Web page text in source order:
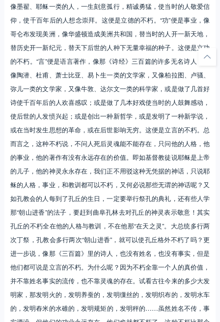
像墨翟、耶稣一类的人，一生刻意孤行，精诚勇猛，使当时的人敬爱信
仰，使千百年后的人想念崇拜。这便是立德的不朽。“功”便是事业，像
哥仑布发现美洲，像华盛顿造成美洲共和国，替当时的人开一新天地，
替历史开一新纪元，替天下后世的人种下无量幸福的种子。这便是立功
的不朽。“言”便是语言著作，像那《诗经》三百篇的许多无名诗人，又
像陶潜、杜甫、萧士比亚、易卜生一类的文学家，又像柏拉图、卢骚、
弥儿一类的文学家，又像牛敦、达尔文一类的科学家，或是做了几首好
诗使千百年后的人欢喜感叹；或是做了几本好戏使当时的人鼓舞感动，
使后世的人发愤兴起；或是创出一种新哲学，或是发明了一种新学说，
或在当时发生思想的革命，或在后世影响无穷。这便是立言的不朽。总
而言之，这种不朽说，不问人死后灵魂能不能存在，只问他的人格，他
的事业，他的著作有没有永远存在的价值。即如基督教徒说耶稣是上帝
的儿子，他的神灵永永存在，我们正不用驳这种无凭据的神话，只说耶
稣的人格，事业，和教训都可以不朽，又何必说那些无谓的神话呢？又
如孔教会的人每到了孔丘的生日，一定要举行祭孔的典礼，还有些人学
那“朝山进香”的法子，要赶到曲阜孔林去对孔丘的神灵表示敬意！其实
孔丘的不朽全在他的人格与教训，不在他那“在天之灵”。大总统多行两
次丁祭，孔教会多行两次“朝山进香”，就可以使孔丘格外不朽了吗？更
进一步说，像那《三百篇》里的诗人，也没有姓名，也没有事实，但是
他们都可说是立言的不朽。为什么呢？因为不朽全靠一个人的真价值，
并不靠姓名事实的流传，也不靠灵魂的存在。试看古往今来的多少大发
明家，那发明火的，发明养蚕的，发明缫丝的，发明织布的，发明水车
的，发明舂米的水碓的，发明规矩的，发明秤的……虽然姓名不传，事